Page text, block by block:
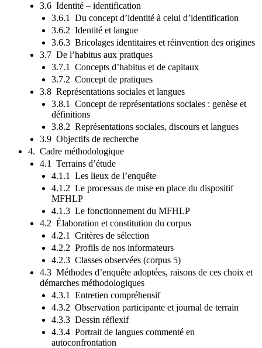
3.6 Identité – identification
3.6.1 Du concept d’identité à celui d’identification
3.6.2 Identité et langue
3.6.3 Bricolages identitaires et réinvention des origines
3.7 De l’habitus aux pratiques
3.7.1 Concepts d’habitus et de capitaux
3.7.2 Concept de pratiques
3.8 Représentations sociales et langues
3.8.1 Concept de représentations sociales : genèse et
définitions
3.8.2 Représentations sociales, discours et langues
3.9 Objectifs de recherche
4. Cadre méthodologique
4.1 Terrains d’étude
4.1.1 Les lieux de l’enquête
4.1.2 Le processus de mise en place du dispositif
MFHLP
4.1.3 Le fonctionnement du MFHLP
4.2 Élaboration et constitution du corpus
4.2.1 Critères de sélection
4.2.2 Profils de nos informateurs
4.2.3 Classes observées (corpus 5)
4.3 Méthodes d’enquête adoptées, raisons de ces choix et
démarches méthodologiques
4.3.1 Entretien compréhensif
4.3.2 Observation participante et journal de terrain
4.3.3 Dessin réflexif
4.3.4 Portrait de langues commenté en
autoconfrontation